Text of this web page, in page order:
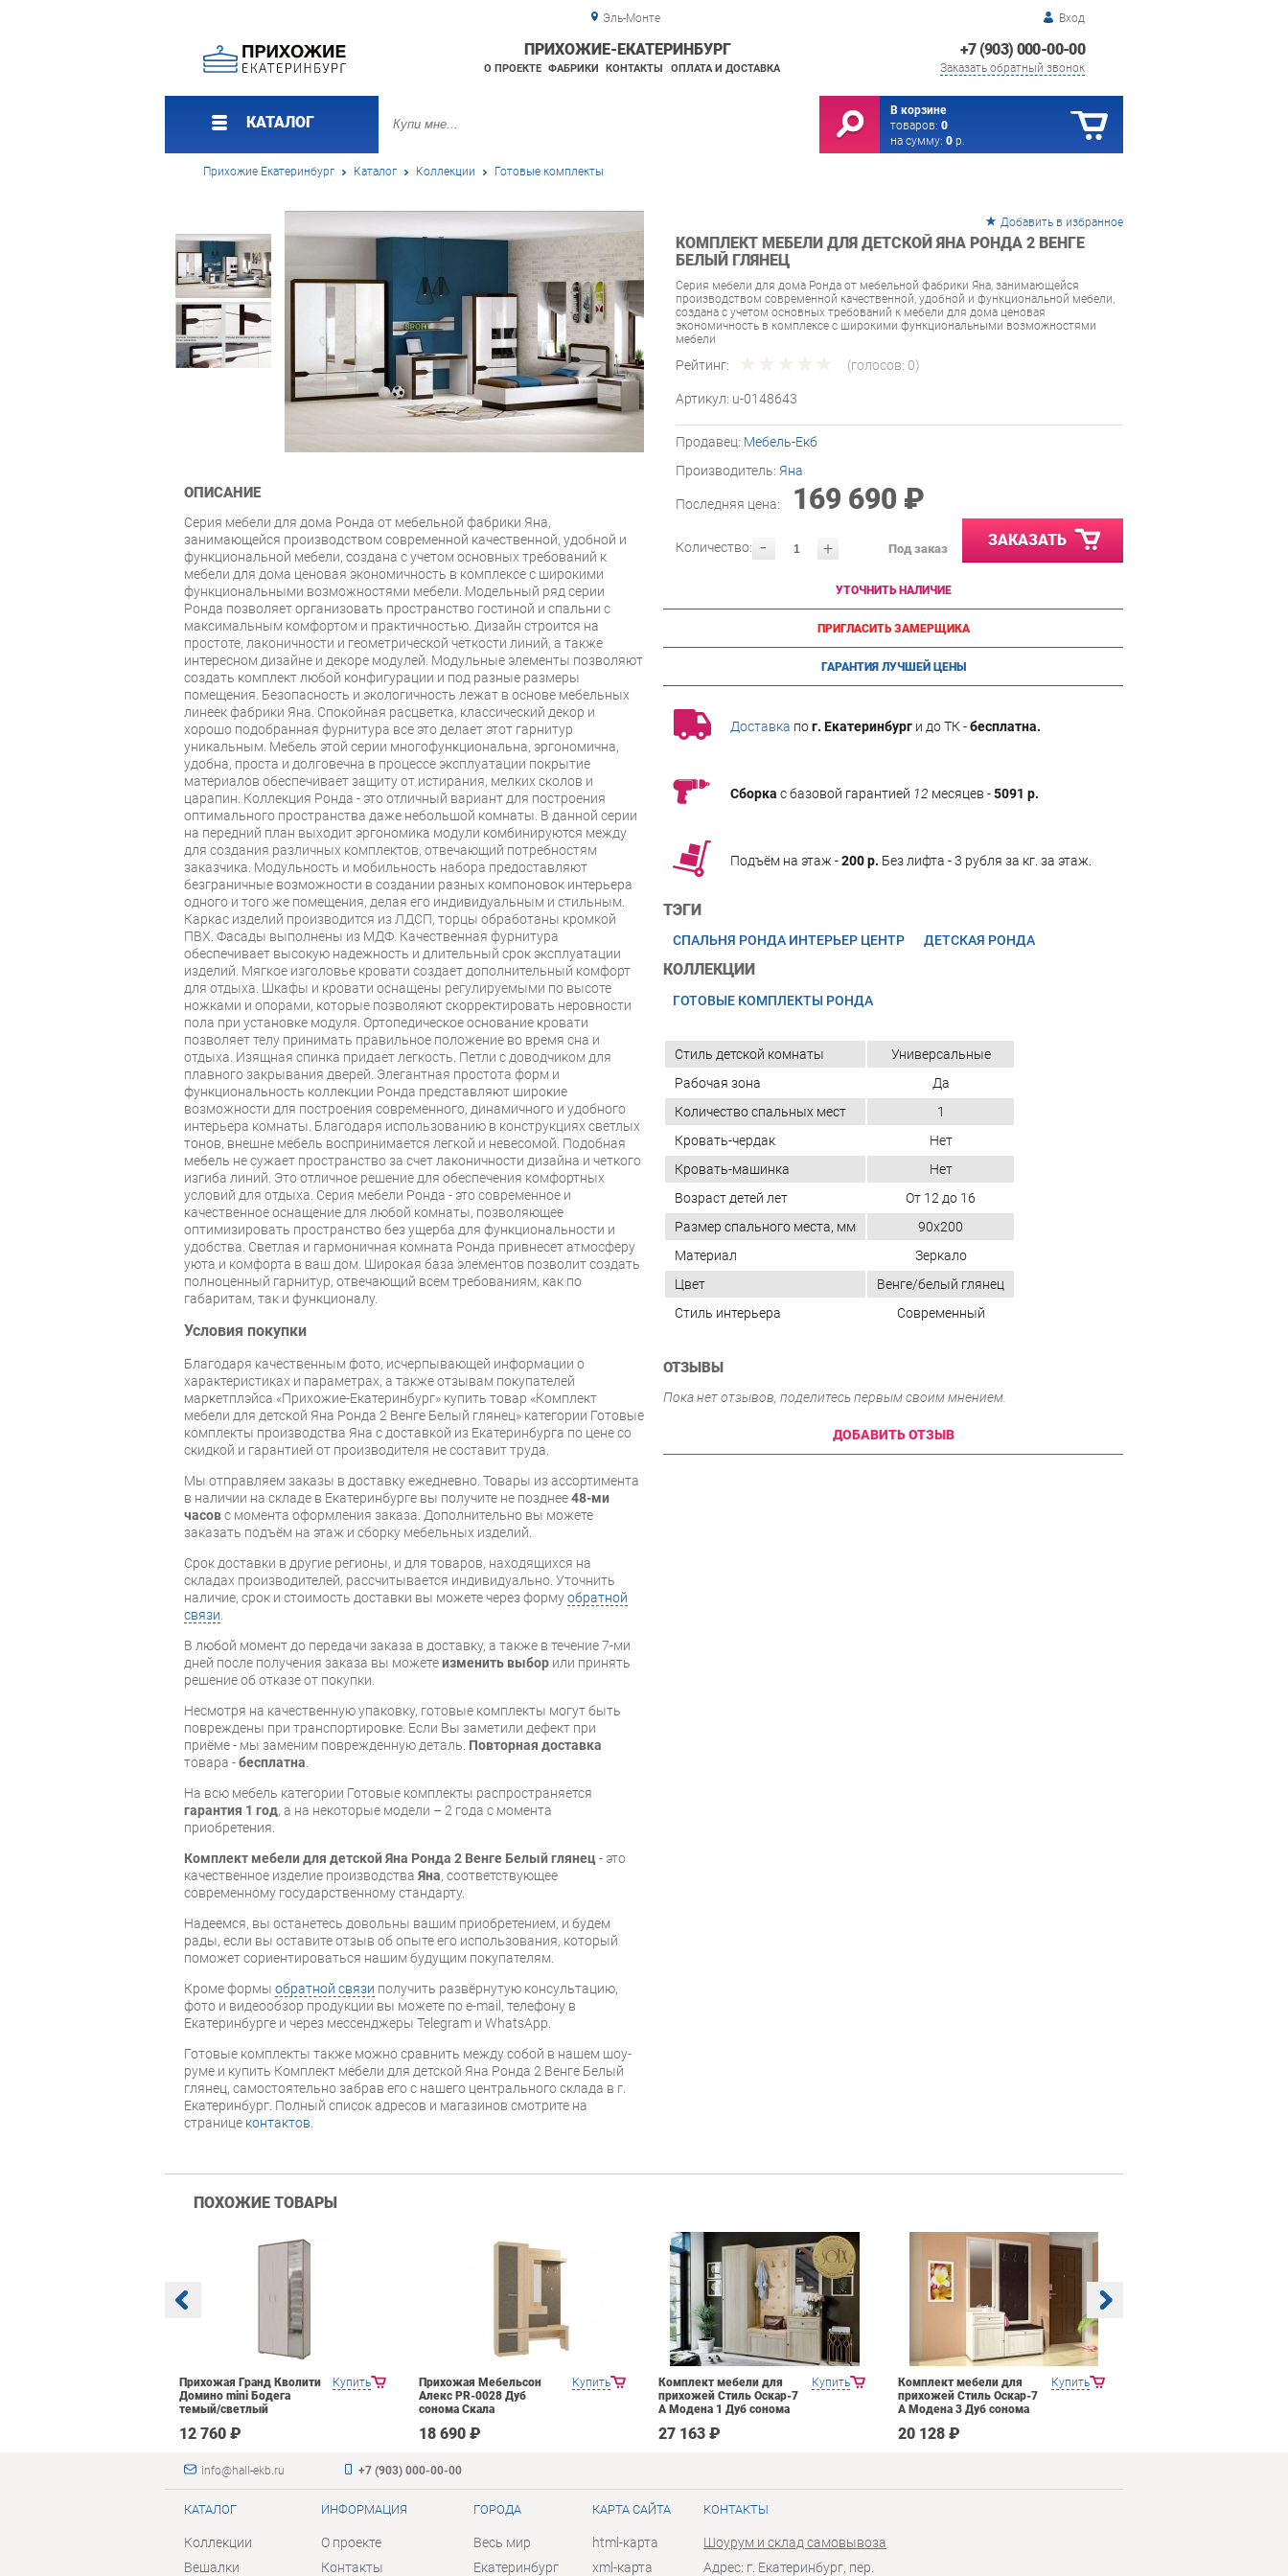
Эль-Монте Вход
+7 (903) 000-00-00
Заказать обратный звонок
ПРИХОЖИЕ-ЕКАТЕРИНБУРГ
О ПРОЕКТЕ ФАБРИКИ КОНТАКТЫ ОПЛАТА И ДОСТАВКА
КАТАЛОГ
В корзине
товаров: 0
на сумму: 0 р.
Прихожие Екатеринбург Каталог Коллекции Готовые комплекты
Добавить в избранное
КОМПЛЕКТ МЕБЕЛИ ДЛЯ ДЕТСКОЙ ЯНА РОНДА 2 ВЕНГЕ
БЕЛЫЙ ГЛЯНЕЦ
Серия мебели для дома Ронда от мебельной фабрики Яна, занимающейся
производством современной качественной, удобной и функциональной мебели,
создана с учетом основных требований к мебели для дома ценовая
экономичность в комплексе с широкими функциональными возможностями
мебели
Рейтинг: (голосов: 0)
Артикул: u-0148643
Продавец: Мебель-Екб
Производитель: Яна
Последняя цена: 169 690 ₽
- +
Количество: Под заказ ЗАКАЗАТЬ
УТОЧНИТЬ НАЛИЧИЕ
ПРИГЛАСИТЬ ЗАМЕРЩИКА
ГАРАНТИЯ ЛУЧШЕЙ ЦЕНЫ
Доставка пог. Екатеринбург и до ТК -бесплатна.
Сборка с базовой гарантией 12 месяцев -5091 р.
Подъём на этаж -200 р. Без лифта - 3 рубля за кг. за этаж.
ТЭГИ
СПАЛЬНЯ РОНДА ИНТЕРЬЕР ЦЕНТР ДЕТСКАЯ РОНДА
КОЛЛЕКЦИИ
ГОТОВЫЕ КОМПЛЕКТЫ РОНДА
ОПИСАНИЕ
Серия мебели для дома Ронда от мебельной фабрики Яна,
занимающейся производством современной качественной, удобной и
функциональной мебели, создана с учетом основных требований к
мебели для дома ценовая экономичность в комплексе с широкими
функциональными возможностями мебели. Модельный ряд серии
Ронда позволяет организовать пространство гостиной и спальни с
максимальным комфортом и практичностью. Дизайн строится на
простоте, лаконичности и геометрической четкости линий, а также
интересном дизайне и декоре модулей. Модульные элементы позволяют
создать комплект любой конфигурации и под разные размеры
помещения. Безопасность и экологичность лежат в основе мебельных
линеек фабрики Яна. Спокойная расцветка, классический декор и
хорошо подобранная фурнитура все это делает этот гарнитур
уникальным. Мебель этой серии многофункциональна, эргономична,
удобна, проста и долговечна в процессе эксплуатации покрытие
материалов обеспечивает защиту от истирания, мелких сколов и
царапин. Коллекция Ронда - это отличный вариант для построения
оптимального пространства даже небольшой комнаты. В данной серии
на передний план выходит эргономика модули комбинируются между
для создания различных комплектов, отвечающий потребностям
заказчика. Модульность и мобильность набора предоставляют
безграничные возможности в создании разных компоновок интерьера
одного и того же помещения, делая его индивидуальным и стильным.
Каркас изделий производится из ЛДСП, торцы обработаны кромкой
ПВХ. Фасады выполнены из МДФ. Качественная фурнитура
обеспечивает высокую надежность и длительный срок эксплуатации
изделий. Мягкое изголовье кровати создает дополнительный комфорт
для отдыха. Шкафы и кровати оснащены регулируемыми по высоте
ножками и опорами, которые позволяют скорректировать неровности
пола при установке модуля. Ортопедическое основание кровати
позволяет телу принимать правильное положение во время сна и
отдыха. Изящная спинка придает легкость. Петли с доводчиком для
плавного закрывания дверей. Элегантная простота форм и
функциональность коллекции Ронда представляют широкие
возможности для построения современного, динамичного и удобного
интерьера комнаты. Благодаря использованию в конструкциях светлых
тонов, внешне мебель воспринимается легкой и невесомой. Подобная
мебель не сужает пространство за счет лаконичности дизайна и четкого
изгиба линий. Это отличное решение для обеспечения комфортных
условий для отдыха. Серия мебели Ронда - это современное и
качественное оснащение для любой комнаты, позволяющее
оптимизировать пространство без ущерба для функциональности и
удобства. Светлая и гармоничная комната Ронда привнесет атмосферу
уюта и комфорта в ваш дом. Широкая база элементов позволит создать
полноценный гарнитур, отвечающий всем требованиям, как по
габаритам, так и функционалу.
Условия покупки
Благодаря качественным фото, исчерпывающей информации о
характеристиках и параметрах, а также отзывам покупателей
маркетплэйса «Прихожие-Екатеринбург» купить товар «Комплект
мебели для детской Яна Ронда 2 Венге Белый глянец» категории Готовые
комплекты производства Яна с доставкой из Екатеринбурга по цене со
скидкой и гарантией от производителя не составит труда.
Мы отправляем заказы в доставку ежедневно. Товары из ассортимента
в наличии на складе в Екатеринбурге вы получите не позднее48-ми
часовс момента оформления заказа. Дополнительно вы можете
заказать подъём на этаж и сборку мебельных изделий.
Срок доставки в другие регионы, и для товаров, находящихся на
складах производителей, рассчитывается индивидуально. Уточнить
наличие, срок и стоимость доставки вы можете через формуобратной
связи.
В любой момент до передачи заказа в доставку, а также в течение 7-ми
дней после получения заказа вы можетеизменить выбор или принять
решение об отказе от покупки.
Несмотря на качественную упаковку, готовые комплекты могут быть
повреждены при транспортировке. Если Вы заметили дефект при
приёме - мы заменим поврежденную деталь. Повторная доставка
товара -бесплатна.
На всю мебель категории Готовые комплекты распространяется
гарантия 1 год, а на некоторые модели – 2 года с момента
приобретения.
Комплект мебели для детской Яна Ронда 2 Венге Белый глянец- это
качественное изделие производства Яна, соответствующее
современному государственному стандарту.
Надеемся, вы останетесь довольны вашим приобретением, и будем
рады, если вы оставите отзыв об опыте его использования, который
поможет сориентироваться нашим будущим покупателям.
Кроме формы обратной связи получить развёрнутую консультацию,
фото и видеообзор продукции вы можете по e-mail, телефону в
Екатеринбурге и через мессенджеры Telegram и WhatsApp.
Готовые комплекты также можно сравнить между собой в нашем шоу-
руме и купить Комплект мебели для детской Яна Ронда 2 Венге Белый
глянец, самостоятельно забрав его с нашего центрального склада в г.
Екатеринбург. Полный список адресов и магазинов смотрите на
странице контактов.
Стиль детской комнаты
Универсальные
Рабочая зона
Да
Количество спальных мест
1
Кровать-чердак
Нет
Кровать-машинка
Нет
Возраст детей лет
От 12 до 16
Размер спального места, мм
90х200
Материал
Зеркало
Цвет
Венге/белый глянец
Стиль интерьера
Современный
ОТЗЫВЫ
Пока нет отзывов, поделитесь первым своим мнением.
ДОБАВИТЬ ОТЗЫВ
ПОХОЖИЕ ТОВАРЫ
Купить
Прихожая Гранд Кволити
Домино mini Бодега
темый/светлый
12 760 ₽
Купить
Прихожая Мебельсон
Алекс PR-0028 Дуб
сонома Скала
18 690 ₽
Купить
Комплект мебели для
прихожей Стиль Оскар-7
А Модена 1 Дуб сонома
27 163 ₽
Купить
Комплект мебели для
прихожей Стиль Оскар-7
А Модена 3 Дуб сонома
20 128 ₽
info@hall-ekb.ru +7 (903) 000-00-00
КАТАЛОГ
Коллекции
Вешалки
ИНФОРМАЦИЯ
О проекте
Контакты
ГОРОДА
Весь мир
Екатеринбург
КАРТА САЙТА
html-карта
xml-карта
КОНТАКТЫ
Шоурум и склад самовывоза
Адрес: г. Екатеринбург, пер.